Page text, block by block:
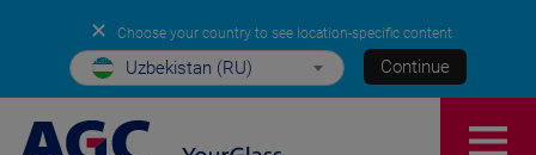
✕ Choose your country to see location-specific content
Uzbekistan (RU) Continue